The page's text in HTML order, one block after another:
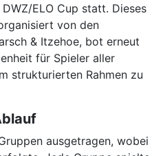
ELO Cup statt. Dieses
von den
& Itzehoe, bot erneut
für Spieler aller
strukturierten Rahmen zu
ausgetragen, wobei